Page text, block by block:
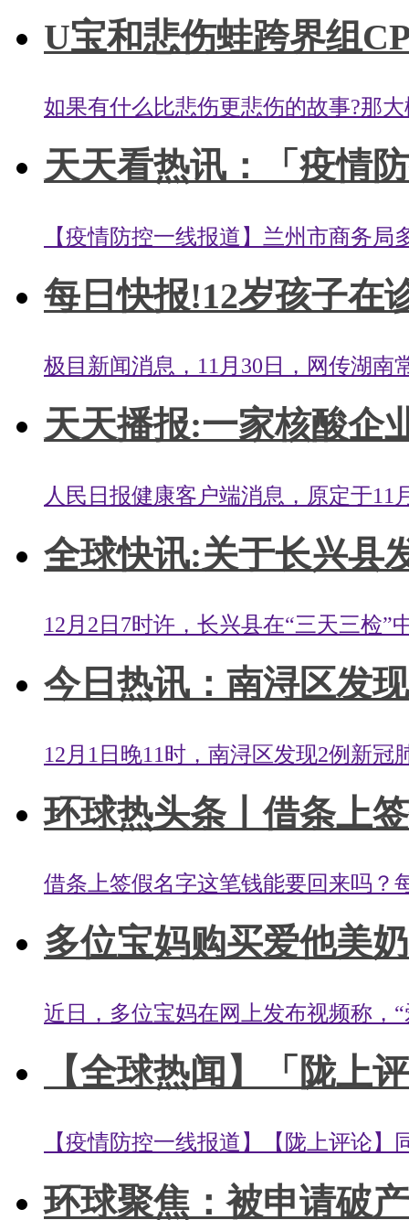
U宝和悲伤蛙跨界组
如果有什么比悲伤更悲伤的故事?那
天天看热讯：「疫情
【疫情防控一线报道】兰州市商务
每日快报!12岁孩子在
极目新闻消息，11月30日，网传湖南
天天播报:一家核酸企
人民日报健康客户端消息，原定于11
全球快讯:关于长兴县
12月2日7时许，长兴县在“三天三检”
今日热讯：南浔区发
12月1日晚11时，南浔区发现2例新
环球热头条丨借条上
借条上签假名字这笔钱能要回来吗？
多位宝妈购买爱他美
近日，多位宝妈在网上发布视频称，
【全球热闻】「陇上
【疫情防控一线报道】【陇上评论
环球聚焦：被申请破